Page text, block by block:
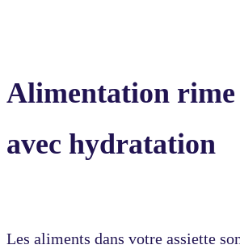
Alimentation rime
avec hydratation
Les aliments dans votre assiette